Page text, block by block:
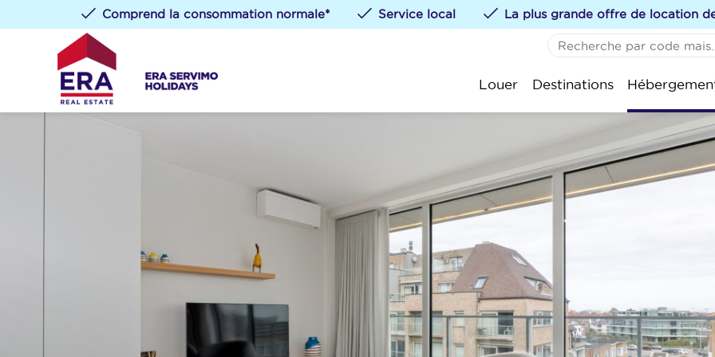
Comprend la consommation normale* Service local La plus grande offre de location
Vous pouvez ajouter
Louer Destinations